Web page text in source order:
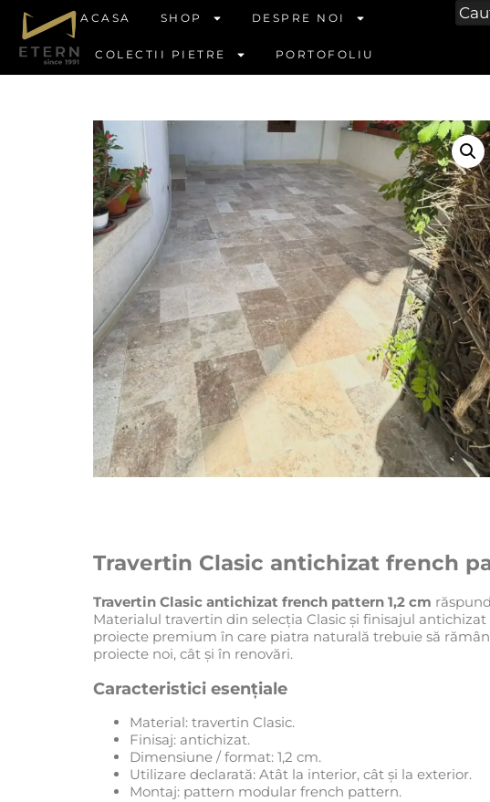
ACASA SHOP DESPRE NOI
COLECTII PIETRE PORTOFOLIU
Travertin Clasic antichizat french
Travertin Clasic antichizat french pattern 1,2 cm
Materialul travertin din selecția Clasic și finisajul
proiecte premium în care piatra naturală trebuie să
proiecte noi, cât și în renovări.
Caracteristici esențiale
Material: travertin Clasic.
Finisaj: antichizat.
Dimensiune / format: 1,2 cm.
Utilizare declarată: Atât la interior, cât și la exterior.
Montaj: pattern modular french pattern.